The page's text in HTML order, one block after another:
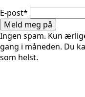
E-post*
Meld meg på
Ingen spam. Kun
gang i måneden. Du
som helst.